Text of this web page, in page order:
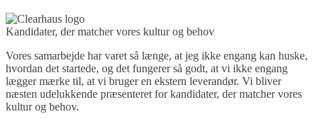
Kandidater, der matcher vores kultur og behov
Vores samarbejde har varet så længe, at jeg ikke engang kan huske,
hvordan det startede, og det fungerer så godt, at vi ikke engang
lægger mærke til, at vi bruger en ekstern leverandør. Vi bliver
næsten udelukkende præsenteret for kandidater, der matcher vores
kultur og behov.